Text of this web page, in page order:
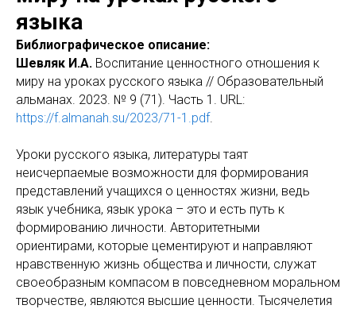
языка
Библиографическое описание:
Шевляк И.А. Воспитание ценностного отношения к
миру на уроках русского языка // Образовательный
альманах. 2023. № 9 (71). Часть 1. URL:
https://f.almanah.su/2023/71-1.pdf.
Уроки русского языка, литературы таят
неисчерпаемые возможности для формирования
представлений учащихся о ценностях жизни, ведь
язык учебника, язык урока – это и есть путь к
формированию личности. Авторитетными
ориентирами, которые цементируют и направляют
нравственную жизнь общества и личности, служат
своеобразным компасом в повседневном моральном
творчестве, являются высшие ценности. Тысячелетия